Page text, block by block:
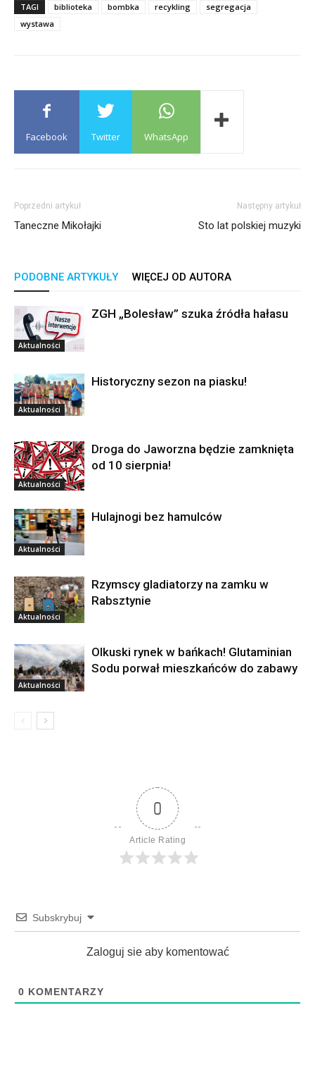
TAGI biblioteka bombka recykling
segregacja
wystawa
Facebook Twitter WhatsApp
Poprzedni artykuł
Taneczne Mikołajki
Następny artykuł
Sto lat polskiej muzyki
PODOBNE ARTYKUŁY WIĘCEJ OD AUTORA
Aktualności
ZGH „Bolesław” szuka źródła hałasu
Aktualności
Historyczny sezon na piasku!
Aktualności
Droga do Jaworzna będzie zamknięta
od 10 sierpnia!
Aktualności
Hulajnogi bez hamulców
Aktualności
Rzymscy gladiatorzy na zamku w
Rabsztynie
Aktualności
Olkuski rynek w bańkach! Glutaminian
Sodu porwał mieszkańców do zabawy
0
Article Rating
Subskrybuj
Zaloguj sie aby komentować
0 KOMENTARZY